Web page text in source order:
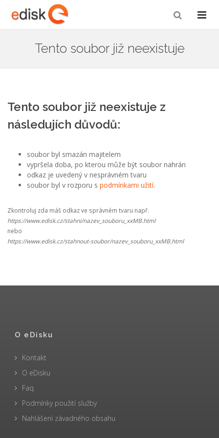
Tento soubor již neexistuje
Tento soubor již neexistuje z
následujích důvodů:
soubor byl smazán majitelem
vypršela doba, po kterou může být soubor nahrán
odkaz je uvedený v nesprávném tvaru
soubor byl v rozporu s podmínkami užití.
Zkontroluj zda máš odkaz ve správném tvaru např.
https://www.edisk.cz/stahni/nazev_souboru_xxMB.html
nebo
https://www.edisk.cz/stahnout-soubor/nazev_souboru_xxMB.html
O eDisku
Kontakt
O eDisku
Faq
Podmínky použití služby
Nahlášení závadného obsahu